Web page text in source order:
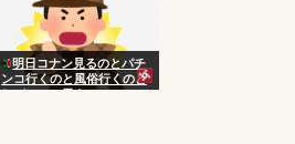
明日コナン見るのとパチ
ンコ行くのと風俗行くのど
れがいいと思う？